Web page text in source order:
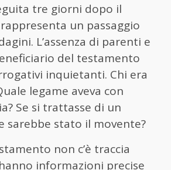
tre giorni dopo il
un passaggio
L’assenza di parenti e
del testamento
inquietanti. Chi era
legame aveva con
Se si trattasse di un
sarebbe stato il movente?
non c’è traccia
informazioni precise